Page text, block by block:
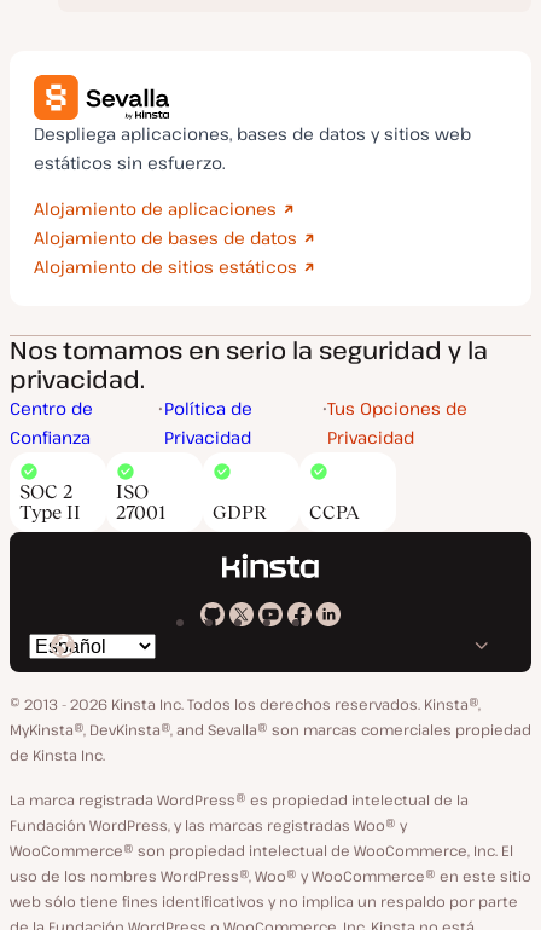
Despliega aplicaciones, bases de datos y sitios web
estáticos sin esfuerzo.
Alojamiento de aplicaciones
Alojamiento de bases de datos
Alojamiento de sitios estáticos
Nos tomamos en serio la seguridad y la
privacidad.
Centro de
Confianza
Política de
Privacidad
Tus Opciones de
Privacidad
SOC 2
Type II
ISO
27001
GDPR CCPA
Kinsta
GitHub
Kinsta
X
Kinsta
YouTube
Kinsta
Facebook
Kinsta
LinkedIn
Cambiar
idioma
© 2013 - 2026 Kinsta Inc. Todos los derechos reservados. Kinsta®,
MyKinsta®, DevKinsta®, and Sevalla® son marcas comerciales propiedad
de Kinsta Inc.
La marca registrada WordPress® es propiedad intelectual de la
Fundación WordPress, y las marcas registradas Woo® y
WooCommerce® son propiedad intelectual de WooCommerce, Inc. El
uso de los nombres WordPress®, Woo® y WooCommerce® en este sitio
web sólo tiene fines identificativos y no implica un respaldo por parte